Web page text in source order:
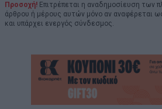
Προσοχή! Επιτρέπεται η αναδημοσίευση των
άρθρου ή μέρους αυτών μόνο αν αναφέρεται
και υπάρχει ενεργός σύνδεσμος.